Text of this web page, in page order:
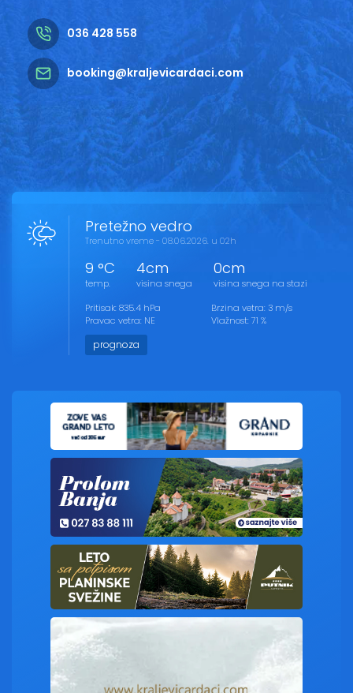
036 428 558
booking@kraljevicardaci.com
Pretežno vedro
Trenutno vreme - 08.06.2026. u 02h
9 °C
temp.
4cm
visina snega
0cm
visina snega na stazi
Pritisak: 835.4 hPa
Pravac vetra: NE
Brzina vetra: 3 m/s
Vlažnost: 71 %
prognoza